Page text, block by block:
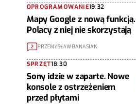
OPROGRAMOWANIE19:32
Mapy Google z nową funkcją.
Polacy z niej nie skorzystają
2 PRZEMYSŁAW BANASIAK
SPRZĘT18:30
Sony idzie w zaparte. Nowe
konsole z ostrzeżeniem
przed płytami